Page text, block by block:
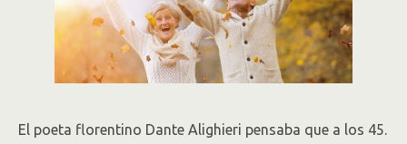
El poeta florentino Dante Alighieri pensaba que a los 45.